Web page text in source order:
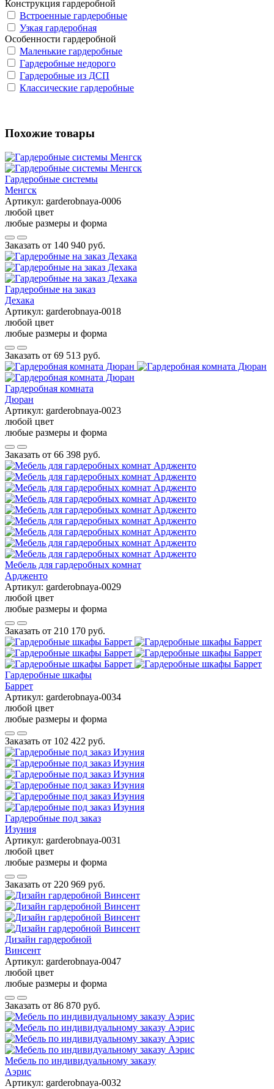
Конструкция гардеробной
Встроенные гардеробные
Узкая гардеробная
Особенности гардеробной
Маленькие гардеробные
Гардеробные недорого
Гардеробные из ДСП
Классические гардеробные
Похожие товары
Гардеробные системы
Менгск
Артикул: garderobnaya-0006
любой цвет
любые размеры и форма
Заказать от 140 940 руб.
Гардеробные на заказ
Дехака
Артикул: garderobnaya-0018
любой цвет
любые размеры и форма
Заказать от 69 513 руб.
Гардеробная комната
Дюран
Артикул: garderobnaya-0023
любой цвет
любые размеры и форма
Заказать от 66 398 руб.
Мебель для гардеробных комнат
Ардженто
Артикул: garderobnaya-0029
любой цвет
любые размеры и форма
Заказать от 210 170 руб.
Гардеробные шкафы
Баррет
Артикул: garderobnaya-0034
любой цвет
любые размеры и форма
Заказать от 102 422 руб.
Гардеробные под заказ
Изуния
Артикул: garderobnaya-0031
любой цвет
любые размеры и форма
Заказать от 220 969 руб.
Дизайн гардеробной
Винсент
Артикул: garderobnaya-0047
любой цвет
любые размеры и форма
Заказать от 86 870 руб.
Мебель по индивидуальному заказу
Аэрис
Артикул: garderobnaya-0032